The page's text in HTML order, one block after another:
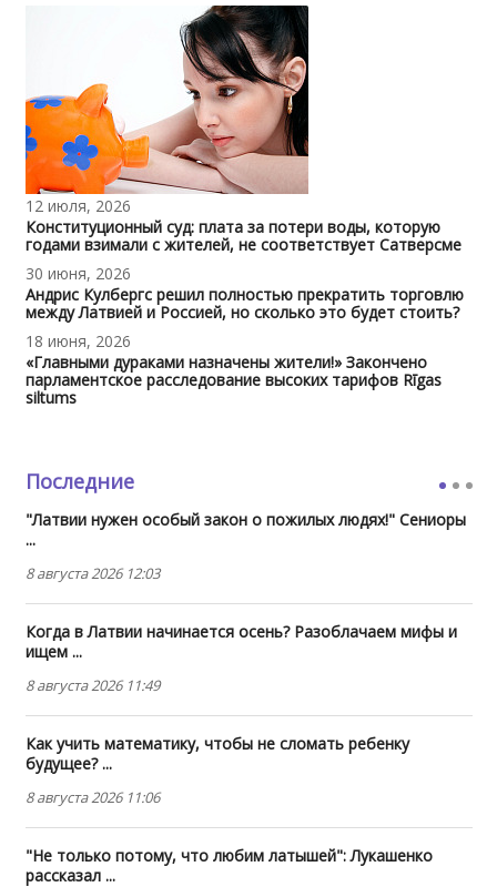
12 июля, 2026
Конституционный суд: плата за потери воды, которую
годами взимали с жителей, не соответствует Сатверсме
30 июня, 2026
Андрис Кулбергс решил полностью прекратить торговлю
между Латвией и Россией, но сколько это будет стоить?
18 июня, 2026
«Главными дураками назначены жители!» Закончено
парламентское расследование высоких тарифов Rīgas
siltums
Последние
"Латвии нужен особый закон о пожилых людях!" Сениоры
...
8 августа 2026 12:03
Когда в Латвии начинается осень? Разоблачаем мифы и
ищем ...
8 августа 2026 11:49
Как учить математику, чтобы не сломать ребенку
будущее? ...
8 августа 2026 11:06
"Не только потому, что любим латышей": Лукашенко
рассказал ...